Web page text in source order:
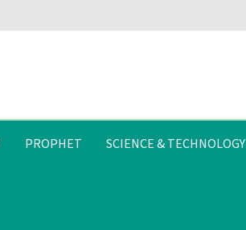
PROPHET SCIENCE & TECHNOLOGY